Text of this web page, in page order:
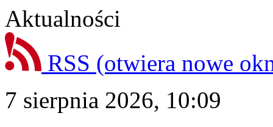
Aktualności
RSS (otwiera nowe
7 sierpnia 2026, 10:09